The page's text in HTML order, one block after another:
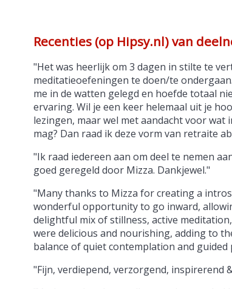
Recenties (op Hipsy.nl) van
"Het was heerlijk om 3 dagen in stilte te
meditatieoefeningen te doen/te
me in de watten gelegd en hoefde totaal
ervaring. Wil je een keer helemaal uit je
lezingen, maar wel met aandacht voor
mag? Dan raad ik deze vorm van retraite
"Ik raad iedereen aan om deel te nemen
goed geregeld door Mizza. Dankjewel."
"Many thanks to Mizza for creating a
wonderful opportunity to go inward,
delightful mix of stillness, active
were delicious and nourishing, adding to
balance of quiet contemplation and
"Fijn, verdiepend, verzorgend, inspirerend